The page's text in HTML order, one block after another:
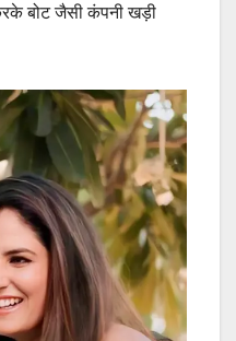
बोट जैसी कंपनी खड़ी